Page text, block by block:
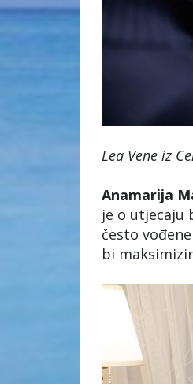
Lea Vene iz
Anamarija
je o utjecaju
često
bi